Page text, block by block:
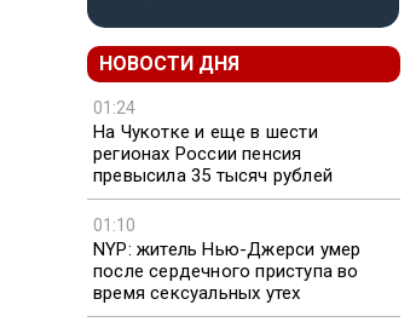
НОВОСТИ ДНЯ
01:24
На Чукотке и еще в шести
регионах России пенсия
превысила 35 тысяч рублей
01:10
NYP: житель Нью-Джерси умер
после сердечного приступа во
время сексуальных утех